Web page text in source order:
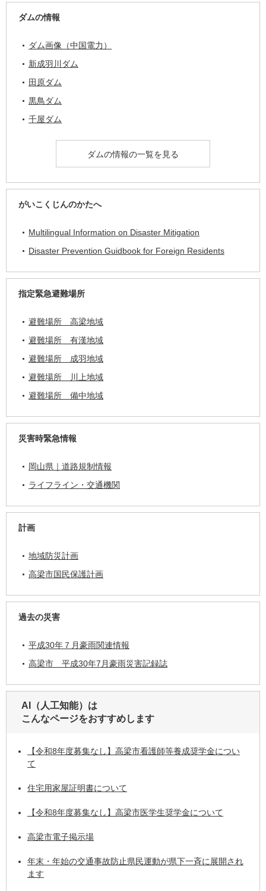
ダムの情報
ダム画像（中国電力）
新成羽川ダム
田原ダム
黒鳥ダム
千屋ダム
ダムの情報の一覧を見る
がいこくじんのかたへ
Multilingual Information on Disaster Mitigation
Disaster Prevention Guidbook for Foreign Residents
指定緊急避難場所
避難場所 高梁地域
避難場所 有漢地域
避難場所 成羽地域
避難場所 川上地域
避難場所 備中地域
災害時緊急情報
岡山県｜道路規制情報
ライフライン・交通機関
計画
地域防災計画
高梁市国民保護計画
過去の災害
平成30年７月豪雨関連情報
高梁市 平成30年7月豪雨災害記録誌
AI（人工知能）は
こんなページをおすすめします
【令和8年度募集なし】高梁市看護師等養成奨学金につい
て
住宅用家屋証明書について
【令和8年度募集なし】高梁市医学生奨学金について
高梁市電子掲示場
年末・年始の交通事故防止県民運動が県下一斉に展開され
ます